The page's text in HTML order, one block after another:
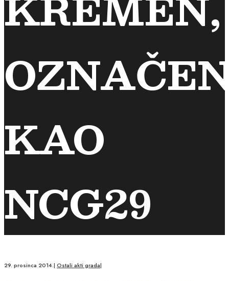
KAO
NCG29
29. prosinca 2014.| Ostali akti grada|